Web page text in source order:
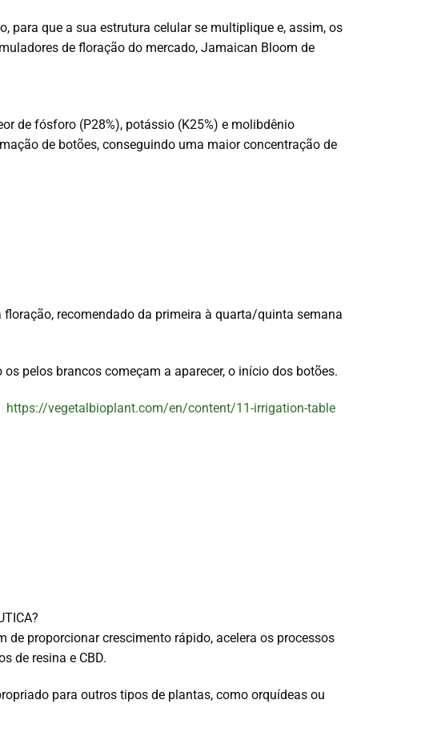
para que a sua estrutura celular se multiplique e, assim, os
de floração do mercado, Jamaican Bloom de
de fósforo (P28%), potássio (K25%) e molibdênio
de botões, conseguindo uma maior concentração de
recomendado da primeira à quarta/quinta semana
pelos brancos começam a aparecer, o início dos botões.
https://vegetalbioplant.com/en/content/11-irrigation-table
proporcionar crescimento rápido, acelera os processos
de resina e CBD.
para outros tipos de plantas, como orquídeas ou